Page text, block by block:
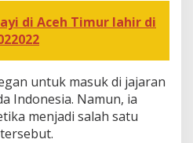
di Aceh Timur lahir di
untuk masuk di jajaran
Indonesia. Namun, ia
menjadi salah satu